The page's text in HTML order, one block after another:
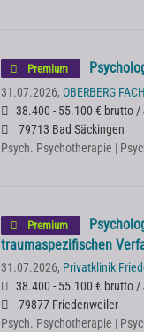
Premium
31.07.2026, OBERBERG
38.400 - 55.100 € brutto /
79713 Bad Säckingen
Psych. Psychotherapie |
Premium
traumaspezifischen
31.07.2026, Privatklinik
38.400 - 55.100 € brutto /
79877 Friedenweiler
Psych. Psychotherapie |